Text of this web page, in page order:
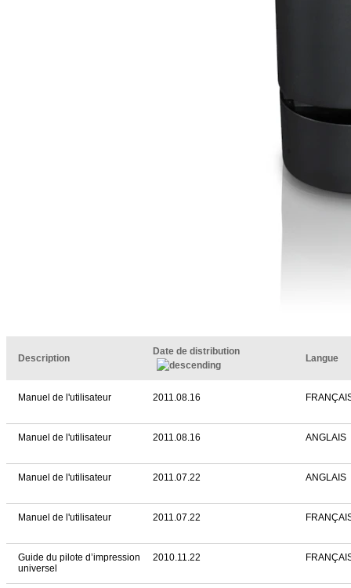
Description
Date de distribution
Langue
Manuel de l'utilisateur 2011.08.16
Manuel de l'utilisateur 2011.08.16 ANGLAIS
Manuel de l'utilisateur 2011.07.22 ANGLAIS
Manuel de l'utilisateur 2011.07.22
Guide du pilote d’impression
universel
2010.11.22